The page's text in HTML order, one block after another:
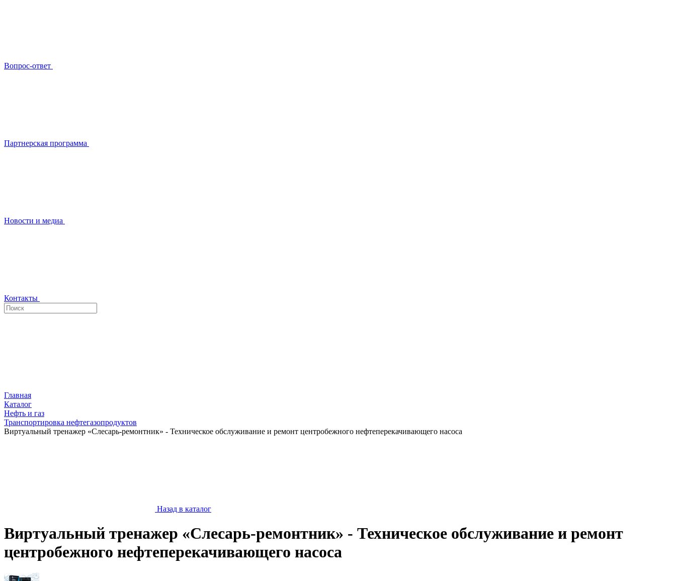
Вопрос-ответ
Партнерская программа
Новости и медиа
Контакты
Главная
Каталог
Нефть и газ
Транспортировка нефтегазопродуктов
Виртуальный тренажер «Слесарь-ремонтник» - Техническое обслуживание и ремонт центробежного нефтеперекачивающего насоса
Назад в каталог
Виртуальный тренажер «Слесарь-ремонтник» - Техническое обслуживание и ремонт
центробежного нефтеперекачивающего насоса